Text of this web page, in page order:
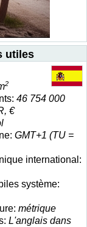
utiles
2
46 754 000
€
GMT+1 (TU =
international:
système:
métrique
L'anglais dans